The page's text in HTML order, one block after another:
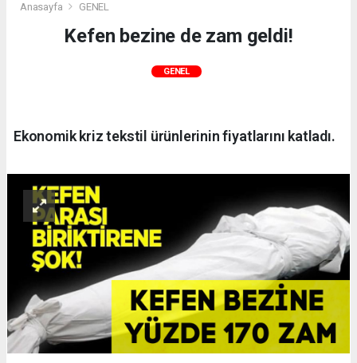
Anasayfa GENEL
Kefen bezine de zam geldi!
GENEL
Ekonomik kriz tekstil ürünlerinin fiyatlarını katladı.